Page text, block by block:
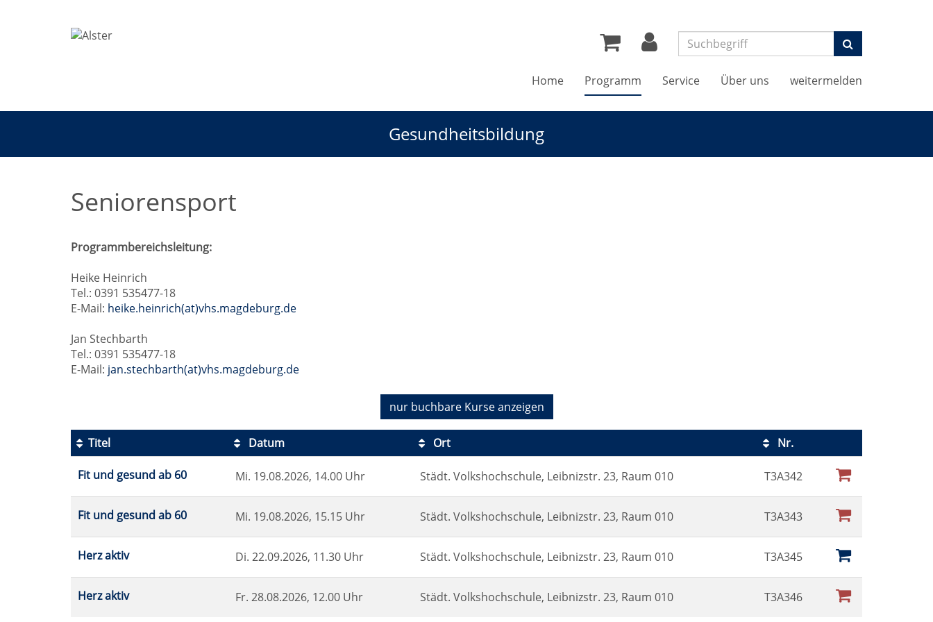
Suchen
Home Programm Service Über uns weitermelden
Gesundheitsbildung
Seniorensport
Programmbereichsleitung:
Heike Heinrich
Tel.: 0391 535477-18
E-Mail: heike.heinrich(at)vhs.magdeburg.de
Jan Stechbarth
Tel.: 0391 535477-18
E-Mail: jan.stechbarth(at)vhs.magdeburg.de
nur buchbareKurse anzeigen
Tabellenüberschriften
können
sortiert
werden.
Titel Datum Ort
Nr.
Kursstatus
Fit und gesund ab 60
Mi. 19.08.2026, 14.00 Uhr Städt. Volkshochschule, Leibnizstr. 23, Raum 010 T3A342
Fit und gesund ab 60 Mi. 19.08.2026, 15.15 Uhr Städt. Volkshochschule, Leibnizstr. 23, Raum 010 T3A343
Herz aktiv Di. 22.09.2026, 11.30 Uhr Städt. Volkshochschule, Leibnizstr. 23, Raum 010 T3A345
Herz aktiv Fr. 28.08.2026, 12.00 Uhr Städt. Volkshochschule, Leibnizstr. 23, Raum 010 T3A346